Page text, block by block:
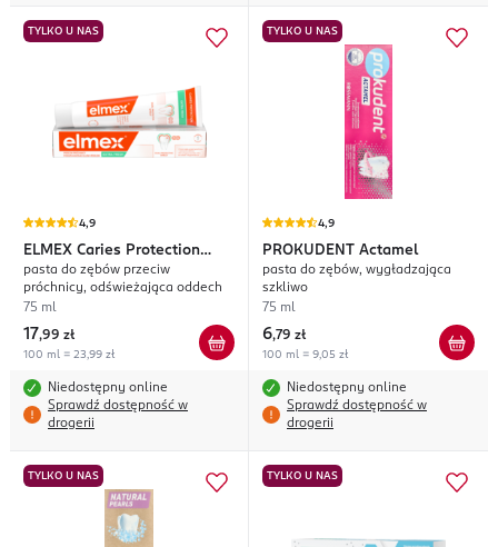
TYLKO U NAS
4,9
ELMEX Caries Protection
Extra Fresh
pasta do zębów przeciw
próchnicy, odświeżająca oddech
75 ml
17,99 zł
100 ml = 23,99 zł
Niedostępny online
Sprawdź dostępność w
drogerii
TYLKO U NAS
4,9
PROKUDENT Actamel
pasta do zębów, wygładzająca
szkliwo
75 ml
6,79 zł
100 ml = 9,05 zł
Niedostępny online
Sprawdź dostępność w
drogerii
TYLKO U NAS TYLKO U NAS